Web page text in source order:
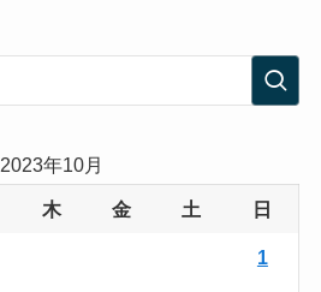
2023年10月
木 金 土 日
1